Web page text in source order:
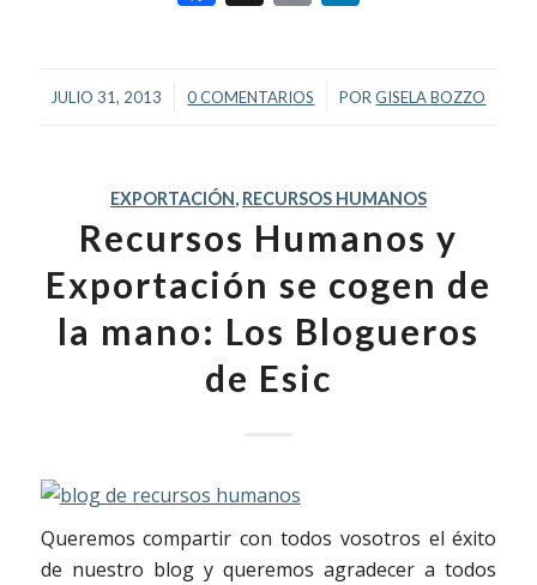
JULIO 31, 2013
/ 0 COMENTARIOS
/ PORGISELA BOZZO
EXPORTACIÓN, RECURSOS HUMANOS
Recursos Humanos y
Exportación se cogen de
la mano: Los Blogueros
de Esic
Queremos compartir con todos vosotros el éxito
de nuestro blog y queremos agradecer a todos